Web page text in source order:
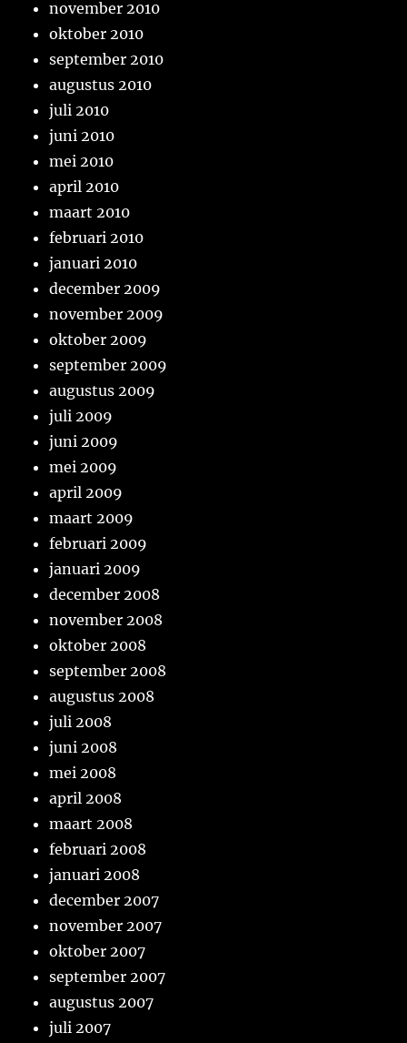
november 2010
oktober 2010
september 2010
augustus 2010
juli 2010
juni 2010
mei 2010
april 2010
maart 2010
februari 2010
januari 2010
december 2009
november 2009
oktober 2009
september 2009
augustus 2009
juli 2009
juni 2009
mei 2009
april 2009
maart 2009
februari 2009
januari 2009
december 2008
november 2008
oktober 2008
september 2008
augustus 2008
juli 2008
juni 2008
mei 2008
april 2008
maart 2008
februari 2008
januari 2008
december 2007
november 2007
oktober 2007
september 2007
augustus 2007
juli 2007